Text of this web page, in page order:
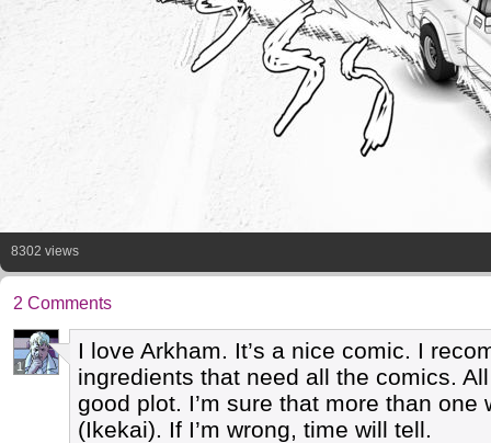
8302 views
2 Comments
1
I love Arkham. It’s a nice comic. I
ingredients that need all the comics.
good plot. I’m sure that more than
(Ikekai). If I’m wrong, time will tell.